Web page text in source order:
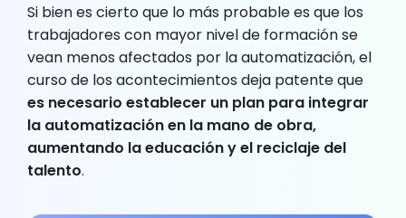
Si bien es cierto que lo más probable es que los
trabajadores con mayor nivel de formación se
vean menos afectados por la automatización, el
curso de los acontecimientos deja patente que
es necesario establecer un plan para integrar
la automatización en la mano de obra,
aumentando la educación y el reciclaje del
talento.